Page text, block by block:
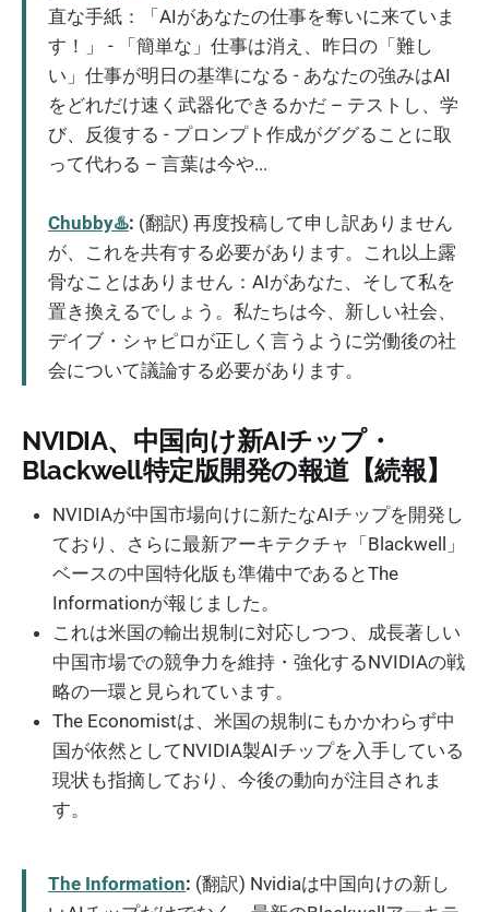
直な手紙：「AIがあなたの仕事を奪いに来ていま
す！」 - 「簡単な」仕事は消え、昨日の「難し
い」仕事が明日の基準になる - あなたの強みはAI
をどれだけ速く武器化できるかだ – テストし、学
び、反復する - プロンプト作成がググることに取
って代わる – 言葉は今や...
Chubby♨️: (翻訳) 再度投稿して申し訳ありません
が、これを共有する必要があります。これ以上露
骨なことはありません：AIがあなた、そして私を
置き換えるでしょう。私たちは今、新しい社会、
デイブ・シャピロが正しく言うように労働後の社
会について議論する必要があります。
NVIDIA、中国向け新AIチップ・
Blackwell特定版開発の報道【続報】
NVIDIAが中国市場向けに新たなAIチップを開発し
ており、さらに最新アーキテクチャ「Blackwell」
ベースの中国特化版も準備中であるとThe
Informationが報じました。
これは米国の輸出規制に対応しつつ、成長著しい
中国市場での競争力を維持・強化するNVIDIAの戦
略の一環と見られています。
The Economistは、米国の規制にもかかわらず中
国が依然としてNVIDIA製AIチップを入手している
現状も指摘しており、今後の動向が注目されま
す。
The Information: (翻訳) Nvidiaは中国向けの新し